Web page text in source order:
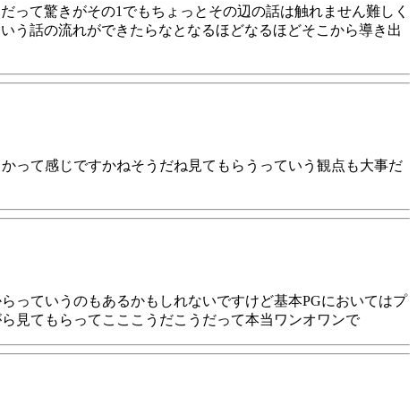
って驚きがその1でもちょっとその辺の話は触れません難しく
う話の流れができたらなとなるほどなるほどそこから導き出
って感じですかねそうだね見てもらうっていう観点も大事だ
っていうのもあるかもしれないですけど基本PGにおいてはプ
見てもらってこここうだこうだって本当ワンオワンで